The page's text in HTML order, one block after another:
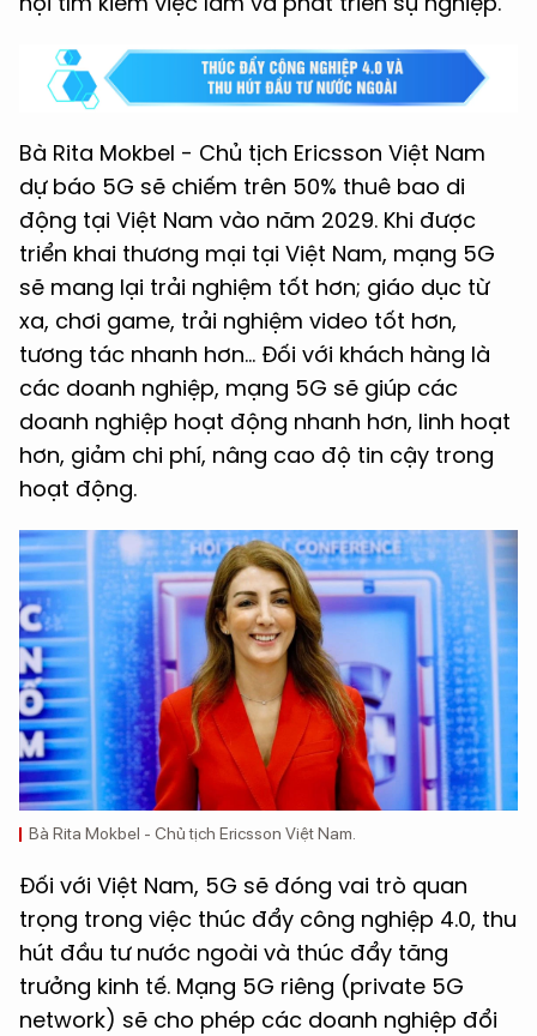
Bà Rita Mokbel - Chủ tịch Ericsson Việt Nam
dự báo 5G sẽ chiếm trên 50% thuê bao di
động tại Việt Nam vào năm 2029. Khi được
triển khai thương mại tại Việt Nam, mạng 5G
sẽ mang lại trải nghiệm tốt hơn; giáo dục từ
xa, chơi game, trải nghiệm video tốt hơn,
tương tác nhanh hơn… Đối với khách hàng là
các doanh nghiệp, mạng 5G sẽ giúp các
doanh nghiệp hoạt động nhanh hơn, linh hoạt
hơn, giảm chi phí, nâng cao độ tin cậy trong
hoạt động.
Bà Rita Mokbel - Chủ tịch Ericsson Việt Nam.
Đối với Việt Nam, 5G sẽ đóng vai trò quan
trọng trong việc thúc đẩy công nghiệp 4.0, thu
hút đầu tư nước ngoài và thúc đẩy tăng
trưởng kinh tế. Mạng 5G riêng (private 5G
network) sẽ cho phép các doanh nghiệp đổi